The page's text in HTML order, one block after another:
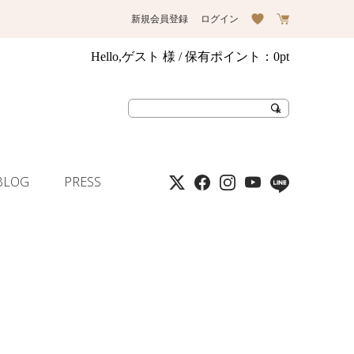
新規会員登録 ログイン
Hello,ゲスト 様 / 保有ポイント： 0pt
PRESS